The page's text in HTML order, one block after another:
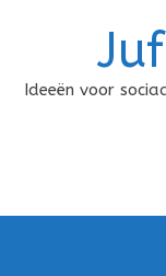
Ideeën voor